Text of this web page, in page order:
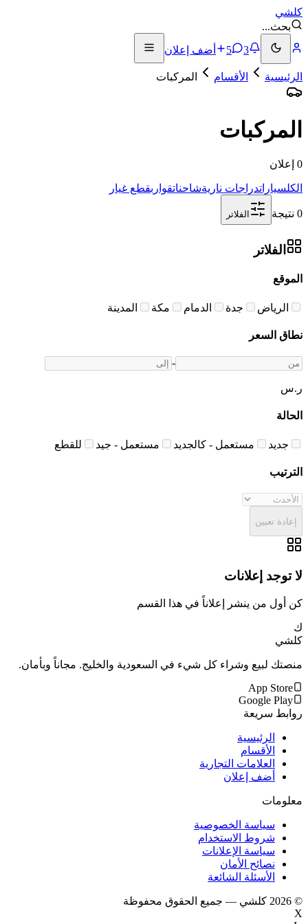
كلشي
بحث...
3
5 أضف إعلان
الرئيسية الأقسام المركبات
المركبات
0 إعلان
الكلسياراتدراجات ناريةشاحناتقواربقطع غيار
0 نتيجة الفلاتر
الفلاتر
الموقع
الرياض جدة الدمام مكة المدينة
نطاق السعر
-
ر.س
الحالة
جديد مستعمل - كالجديد مستعمل - جيد للقطع
الترتيب
إعادة تعيين
لا توجد إعلانات
كن أول من ينشر إعلاناً في هذا القسم
ك
كلشي
منصتك لبيع وشراء كل شيء في السعودية والخليج. مجاناً وبأمان.
App Store
Google Play
روابط سريعة
الرئيسية
الأقسام
العلامات التجارية
أضف إعلان
معلومات
سياسة الخصوصية
شروط الاستخدام
سياسة الإعلانات
نصائح الأمان
الأسئلة الشائعة
©
2026 كلشي — جميع الحقوق محفوظة
X